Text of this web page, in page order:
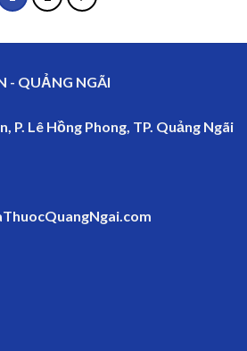
- QUẢNG NGÃI
P. Lê Hồng Phong, TP. Quảng Ngãi